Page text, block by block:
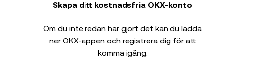
Skapa ditt kostnadsfria OKX-konto
Om du inte redan har gjort det kan du ladda
ner OKX-appen och registrera dig för att
komma igång.